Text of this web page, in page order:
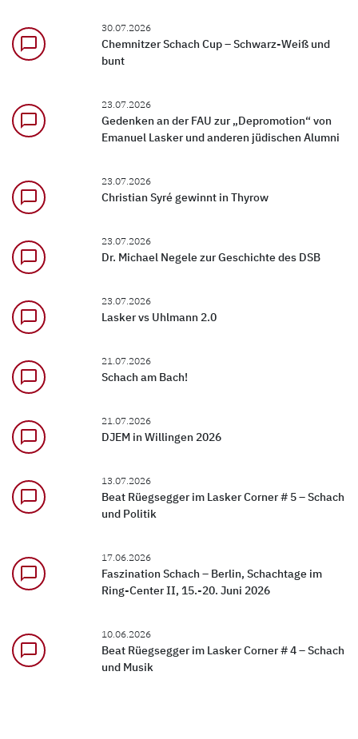
chat_bubble_outline
30.07.2026
Chemnitzer Schach Cup – Schwarz-Weiß und
bunt
chat_bubble_outline
23.07.2026
Gedenken an der FAU zur „Depromotion“ von
Emanuel Lasker und anderen jüdischen Alumni
chat_bubble_outline
23.07.2026
Christian Syré gewinnt in Thyrow
chat_bubble_outline
23.07.2026
Dr. Michael Negele zur Geschichte des DSB
chat_bubble_outline
23.07.2026
Lasker vs Uhlmann 2.0
chat_bubble_outline
21.07.2026
Schach am Bach!
chat_bubble_outline
21.07.2026
DJEM in Willingen 2026
chat_bubble_outline
13.07.2026
Beat Rüegsegger im Lasker Corner # 5 – Schach
und Politik
chat_bubble_outline
17.06.2026
Faszination Schach – Berlin, Schachtage im
Ring-Center II, 15.-20. Juni 2026
chat_bubble_outline
10.06.2026
Beat Rüegsegger im Lasker Corner # 4 – Schach
und Musik